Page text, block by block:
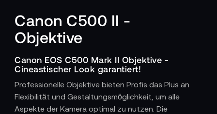
Canon C500 II -
Objektive
Canon EOS C500 Mark II Objektive -
Cineastischer Look garantiert!
Professionelle Objektive bieten Profis das Plus an
Flexibilität und Gestaltungsmöglichkeit, um alle
Aspekte der Kamera optimal zu nutzen. Die